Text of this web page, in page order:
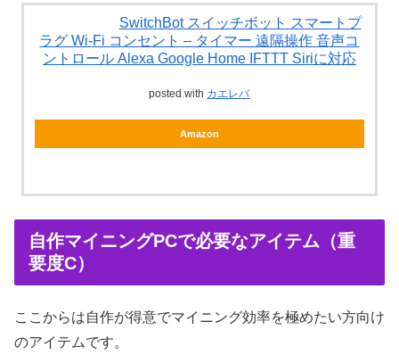
SwitchBot スイッチボット スマートプ
ラグ Wi-Fi コンセント – タイマー 遠隔操作 音声コ
ントロール Alexa Google Home IFTTT Siriに対応
posted with カエレバ
Amazon
自作マイニングPCで必要なアイテム（重
要度C）
ここからは自作が得意でマイニング効率を極めたい方向け
のアイテムです。